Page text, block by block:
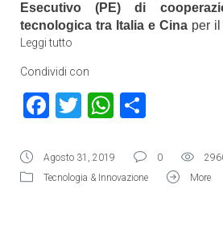
Esecutivo (PE) di
tecnologica tra Italia e Cina per
Leggi tutto
Condividi con
Facebook
TwitterWhatsApp
Agosto 31, 2019 0
Tecnologia & Innovazione
More